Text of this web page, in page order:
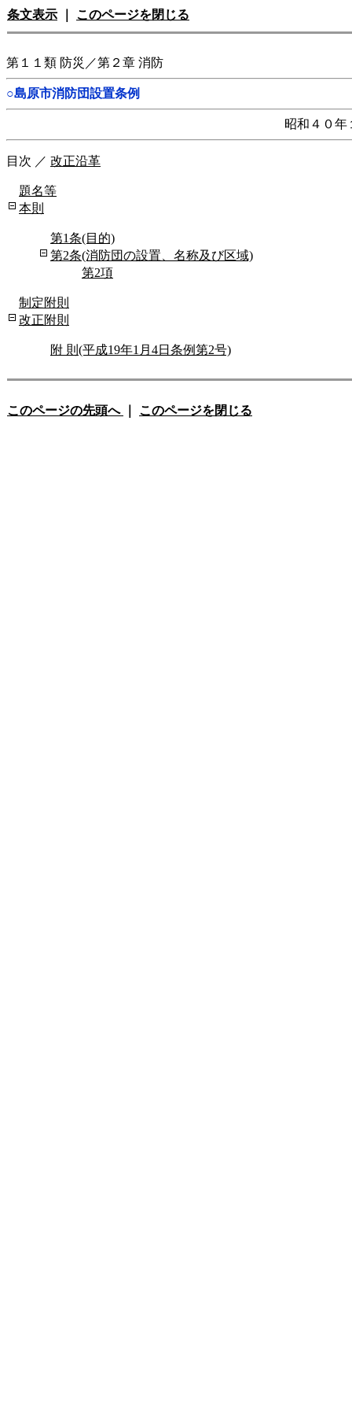
条文表示 このページを閉じる
第１１類 防災／第２章 消防
○島原市消防団設置条例
昭和４０年
目次 ／ 改正沿革
題名等
本則
第1条(目的)
第2条(消防団の設置、名称及び区域)
第2項
制定附則
改正附則
附 則(平成19年1月4日条例第2号)
このページの先頭へ このページを閉じる